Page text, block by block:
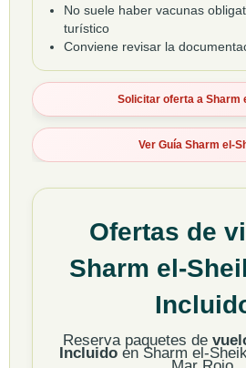
No suele haber vacunas
turístico
Conviene revisar la
Solicitar oferta a Sharm
Ver Guía Sharm el-
Ofertas de
Sharm el-
Reserva paquetes de
Incluido en Sharm el-